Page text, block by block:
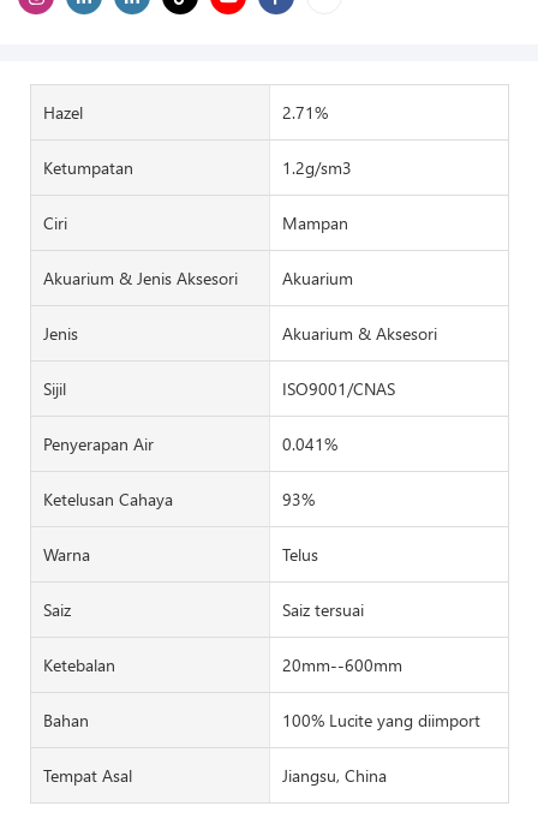
Hazel 2.71%
Ketumpatan 1.2g/sm3
Ciri Mampan
Akuarium & Jenis Aksesori Akuarium
Jenis Akuarium & Aksesori
Sijil ISO9001/CNAS
Penyerapan Air 0.041%
Ketelusan Cahaya 93%
Warna Telus
Saiz Saiz tersuai
Ketebalan 20mm--600mm
Bahan 100% Lucite yang diimport
Tempat Asal Jiangsu, China